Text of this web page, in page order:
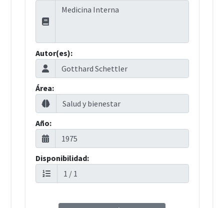
Autor(es):
Área:
Año:
Disponibilidad: